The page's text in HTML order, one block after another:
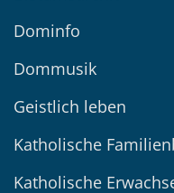
Dominfo
Dommusik
Geistlich leben
Katholische
Katholische